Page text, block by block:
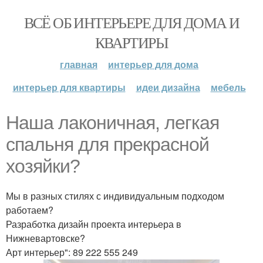
ВСЁ ОБ ИНТЕРЬЕРЕ ДЛЯ ДОМА И
КВАРТИРЫ
главная
интерьер для дома
интерьер для квартиры
идеи дизайна мебель
Наша лаконичная, легкая
спальня для прекрасной
хозяйки?
Мы в разных стилях с индивидуальным подходом
работаем?
Разработка дизайн проекта интерьера в
Нижневартовске?
Арт интерьер": 89 222 555 249